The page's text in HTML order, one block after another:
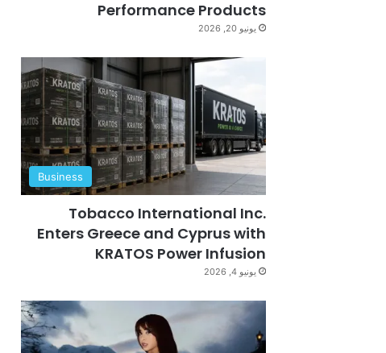
Performance Products
يونيو 20, 2026
Business
Tobacco International Inc.
Enters Greece and Cyprus with
KRATOS Power Infusion
يونيو 4, 2026